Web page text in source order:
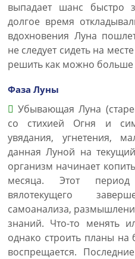
выпадает шанс быстро
долгое время
вдохновения Луна
не следует сидеть на
решить как можно больше
Фаза Луны
Убывающая Луна
со стихией Огня и
увядания, угнетения,
данная Луной на
организм начинает
месяца. Этот
вялотекущего
самоанализа,
знаний. Что-то менять
однако строить планы
воспрещается.